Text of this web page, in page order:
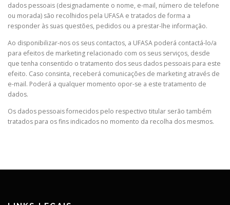
dados pessoais (designadamente o nome, e-mail, número de telefone
ou morada) são recolhidos pela UFASA e tratados de forma a
responder às suas questões, pedidos ou a prestar-lhe informação.
Ao disponibilizar-nos os seus contactos, a UFASA poderá contactá-lo/a
para efeitos de marketing relacionado com os seus serviços, desde
que tenha consentido o tratamento dos seus dados pessoais para este
efeito. Caso consinta, receberá comunicações de marketing através de
e-mail. Poderá a qualquer momento opor-se a este tratamento de
dados.
Os dados pessoais fornecidos pelo respectivo titular serão também
tratados para os fins indicados no momento da recolha dos mesmos.